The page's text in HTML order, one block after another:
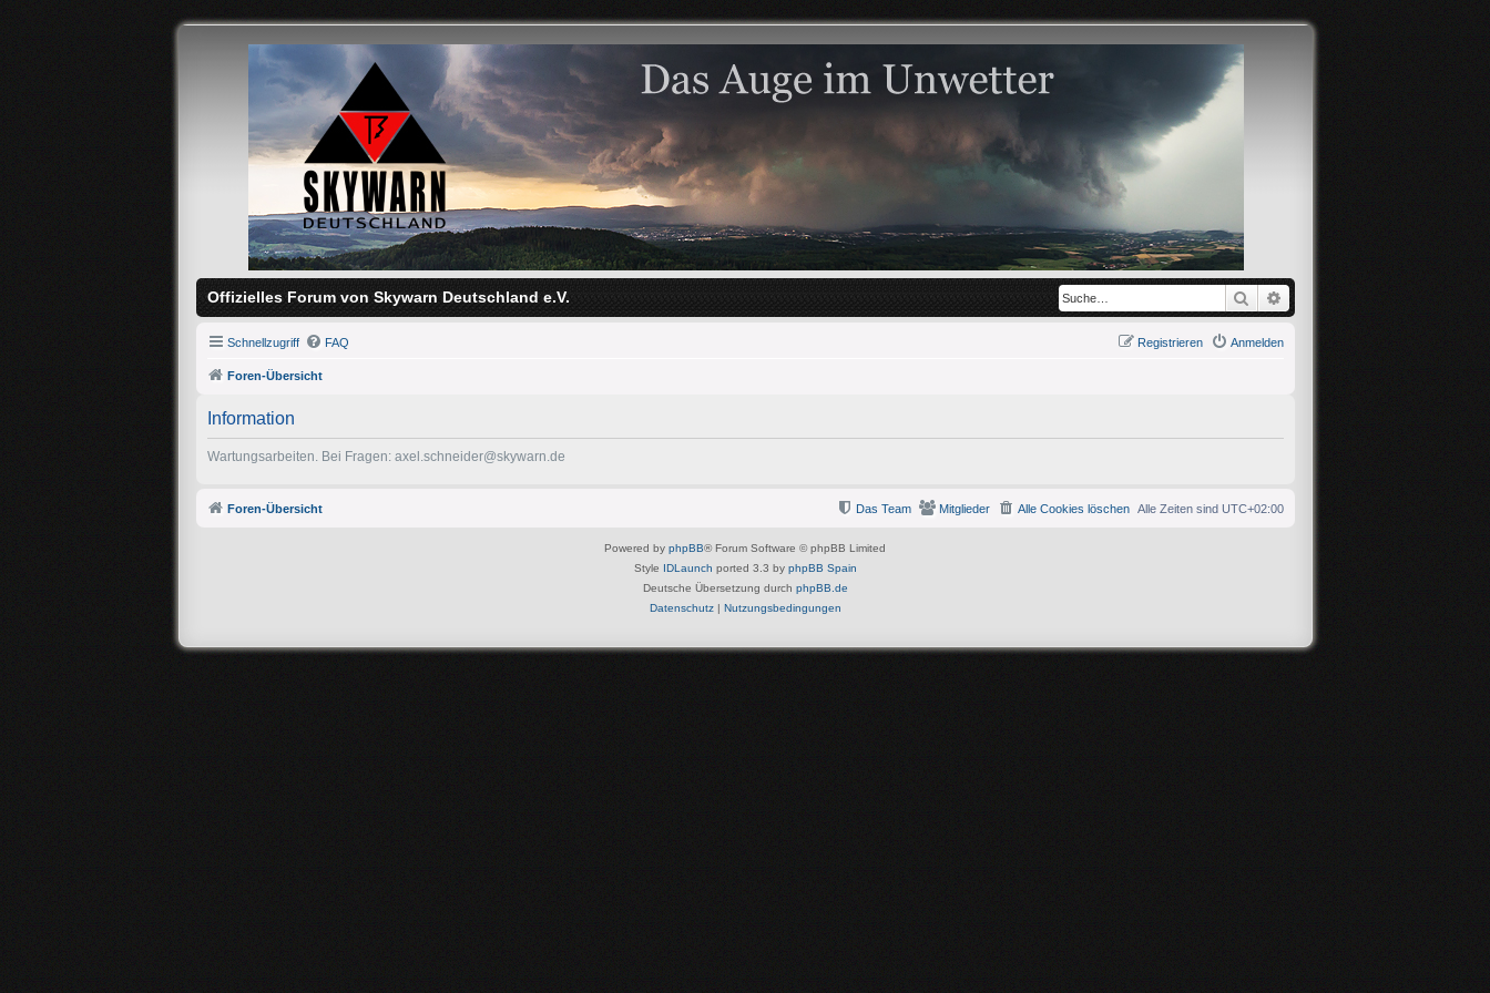
Offizielles Forum von Skywarn Deutschland e.V. Suche
Schnellzugriff FAQ Anmelden
Registrieren
Foren-Übersicht
Information
Wartungsarbeiten. Bei Fragen: axel.schneider@skywarn.de
Foren-Übersicht Alle Zeiten sind UTC+02:00
Alle Cookies löschen
Mitglieder
Das Team
Powered by phpBB® Forum Software © phpBB Limited
Style IDLaunch ported 3.3 by phpBB Spain
Deutsche Übersetzung durch phpBB.de
Datenschutz| Nutzungsbedingungen